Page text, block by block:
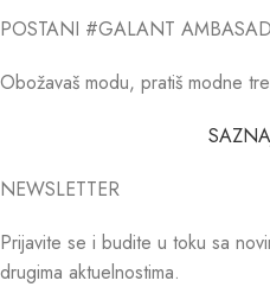
POSTANI #GALANT
Obožavaš modu, pratiš modne
NEWSLETTER
Prijavite se i budite u toku sa
drugima aktuelnostima.